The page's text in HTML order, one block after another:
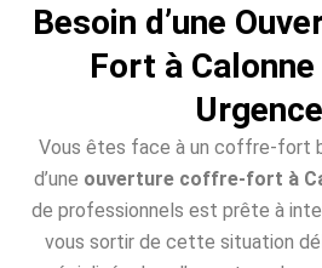
Besoin d’une
Fort à
Vous êtes face à un coffre-fort
d’une ouverture coffre-fort à
de professionnels est prête à
vous sortir de cette situation